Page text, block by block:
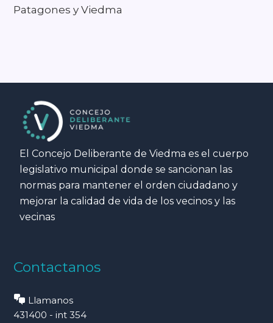
Patagones y Viedma
El Concejo Deliberante de Viedma es el cuerpo
legislativo municipal donde se sancionan las
normas para mantener el orden ciudadano y
mejorar la calidad de vida de los vecinos y las
vecinas
Contactanos
Llamanos
431400 - int 354